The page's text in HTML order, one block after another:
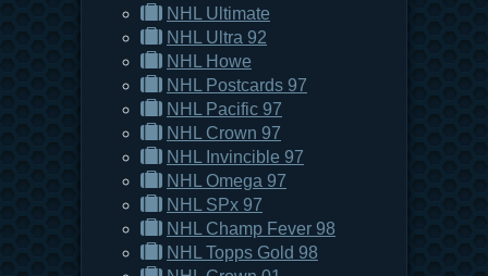
NHL Ultimate
NHL Ultra 92
NHL Howe
NHL Postcards 97
NHL Pacific 97
NHL Crown 97
NHL Invincible 97
NHL Omega 97
NHL SPx 97
NHL Champ Fever 98
NHL Topps Gold 98